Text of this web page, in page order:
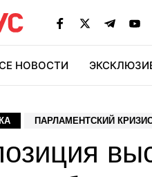
НОВОСТИ
ПАРЛАМЕНТСКИЙ